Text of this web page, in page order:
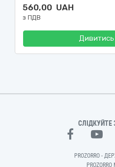
560,00 UAH
з ПДВ
Дивитись
СЛІДКУЙТЕ
PROZORRO -
PROZORRO